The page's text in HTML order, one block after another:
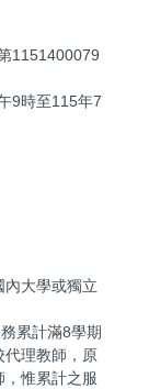
1151400079
9時至115年7
內大學或獨立
累計滿8學期
代理教師，原
惟累計之服